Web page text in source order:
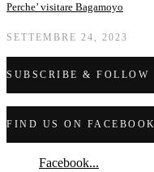
Perche’ visitare Bagamoyo
SETTEMBRE 24, 2023
SUBSCRIBE & FOLLOW
FIND US ON FACEBOOK
Facebook...